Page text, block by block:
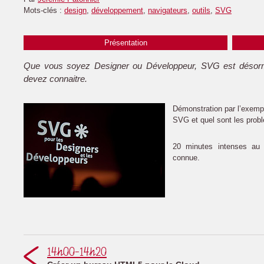
Mots-clés : design, développement, navigateurs, outils, SVG
Présentation
Que vous soyez Designer ou Développeur, SVG est
devez connaitre.
Démonstration par
SVG et quel sont les
20 minutes intenses
connue.
14h00-14h20